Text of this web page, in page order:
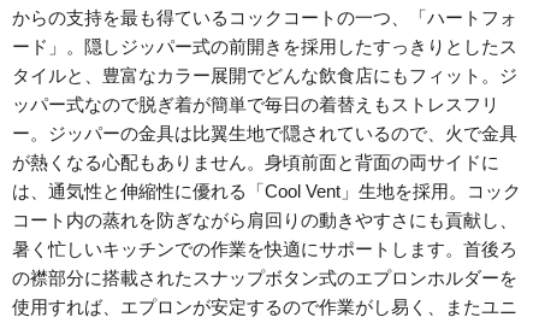
からの支持を最も得ているコックコートの一つ、「ハートフォ
ード」。隠しジッパー式の前開きを採用したすっきりとしたス
タイルと、豊富なカラー展開でどんな飲食店にもフィット。ジ
ッパー式なので脱ぎ着が簡単で毎日の着替えもストレスフリ
ー。ジッパーの金具は比翼生地で隠されているので、火で金具
が熱くなる心配もありません。身頃前面と背面の両サイドに
は、通気性と伸縮性に優れる「Cool Vent」生地を採用。コック
コート内の蒸れを防ぎながら肩回りの動きやすさにも貢献し、
暑く忙しいキッチンでの作業を快適にサポートします。首後ろ
の襟部分に搭載されたスナップボタン式のエプロンホルダーを
使用すれば、エプロンが安定するので作業がし易く、またユニ